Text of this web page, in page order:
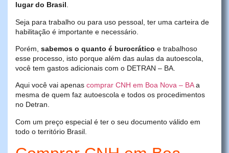
lugar do Brasil.
Seja para trabalho ou para uso pessoal, ter uma carteira de
habilitação é importante e necessário.
Porém, sabemos o quanto é burocrático e trabalhoso
esse processo, isto porque além das aulas da autoescola,
você tem gastos adicionais com o DETRAN – BA.
Aqui você vai apenas comprar CNH em Boa Nova – BAa
mesma de quem faz autoescola e todos os procedimentos
no Detran.
Com um preço especial é ter o seu documento válido em
todo o território Brasil.